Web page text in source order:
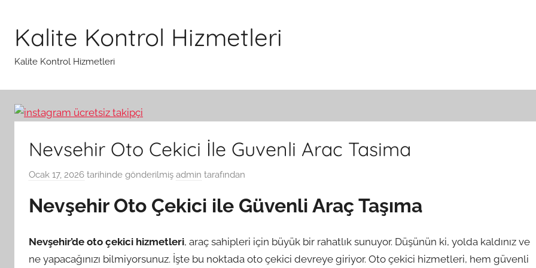
Kalite Kontrol Hizmetleri
Kalite Kontrol Hizmetleri
Nevsehir Oto Cekici İle Guvenli Arac Tasima
Ocak 17, 2026 tarihinde gönderilmiş admin tarafından
Nevşehir Oto Çekici ile Güvenli Araç Taşıma
Nevşehir’de oto çekici hizmetleri, araç sahipleri için büyük bir rahatlık sunuyor. Düşünün ki, yolda kaldınız ve
ne yapacağınızı bilmiyorsunuz. İşte bu noktada oto çekici devreye giriyor. Oto çekici hizmetleri, hem güvenli